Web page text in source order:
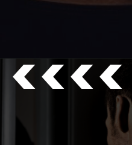
>>>>